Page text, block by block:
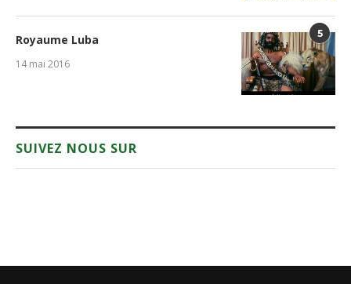
5
Royaume Luba
14 mai 2016
SUIVEZ NOUS SUR